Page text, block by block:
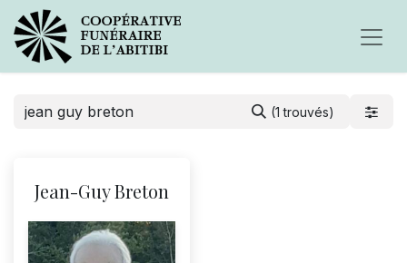
(1 trouvés)
Jean-Guy Breton